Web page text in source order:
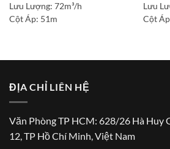
Lưu Lượng: 72m³/h
Cột Áp: 51m
Lưu
Cột
ĐỊA CHỈ LIÊN HỆ
Văn Phòng TP HCM: 628/26 Hà Huy
12, TP Hồ Chí Minh, Việt Nam